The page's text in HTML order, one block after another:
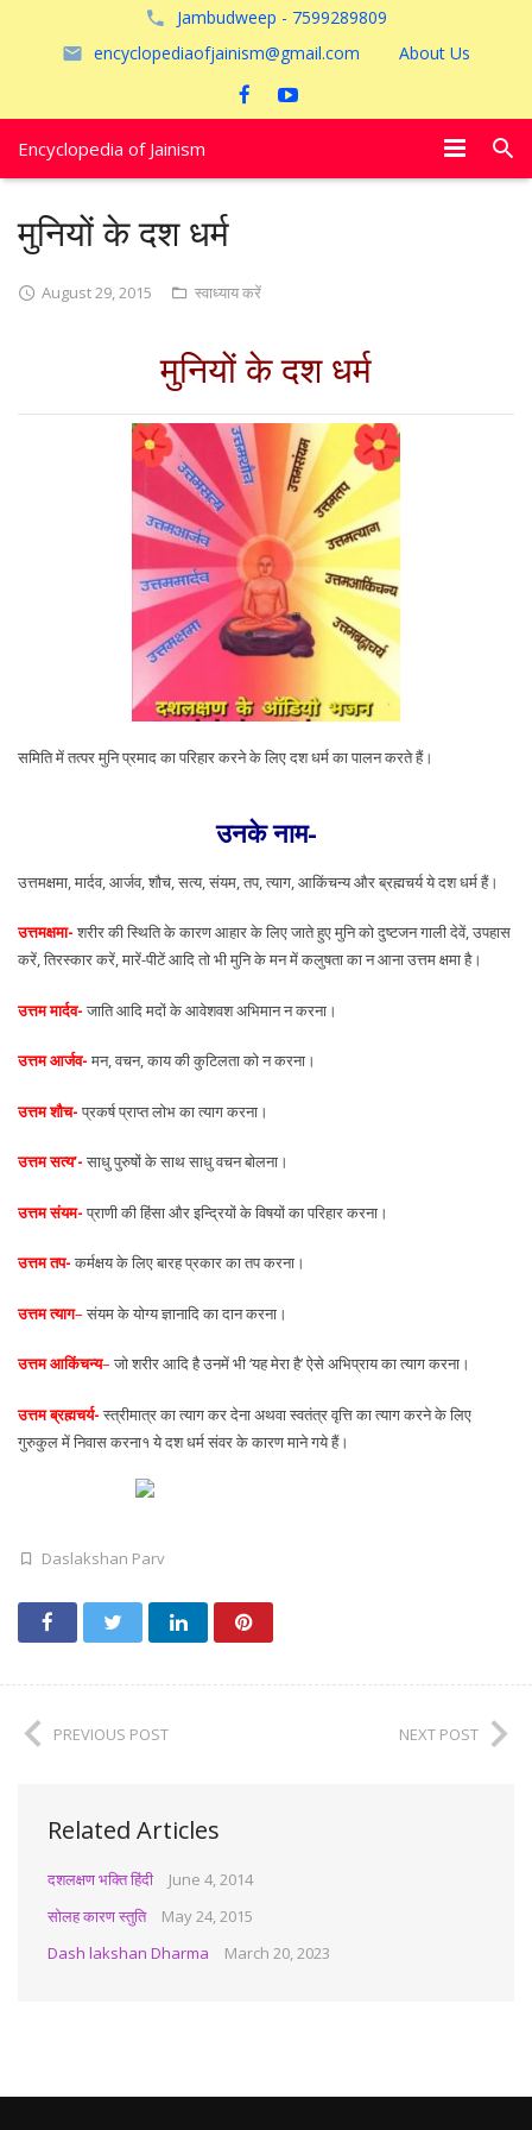
Jambudweep - 7599289809
encyclopediaofjainism@gmail.com
About Us
Encyclopedia of Jainism
पूजायें
मुनियों के दश धर्म
August 29, 2015 स्वाध्याय करें
मुनियों के दश धर्म
समिति में तत्पर मुनि प्रमाद का परिहार करने के लिए दश धर्म का पालन करते हैं।
उनके नाम-
उत्तमक्षमा, मार्दव, आर्जव, शौच, सत्य, संयम, तप, त्याग, आकिंचन्य और ब्रह्मचर्य ये दश धर्म हैं।
उत्तमक्षमा- शरीर की स्थिति के कारण आहार के लिए जाते हुए मुनि को दुष्टजन गाली देवें, उपहास
करें, तिरस्कार करें, मारें-पीटें आदि तो भी मुनि के मन में कलुषता का न आना उत्तम क्षमा है।
उत्तम मार्दव- जाति आदि मदों के आवेशवश अभिमान न करना।
उत्तम आर्जव- मन, वचन, काय की कुटिलता को न करना।
उत्तम शौच- प्रकर्ष प्राप्त लोभ का त्याग करना।
उत्तम सत्य’- साधु पुरुषों के साथ साधु वचन बोलना।
उत्तम संयम- प्राणी की हिंसा और इन्द्रियों के विषयों का परिहार करना।
उत्तम तप- कर्मक्षय के लिए बारह प्रकार का तप करना।
उत्तम त्याग– संयम के योग्य ज्ञानादि का दान करना।
उत्तम आकिंचन्य– जो शरीर आदि है उनमें भी ‘यह मेरा है’ ऐसे अभिप्राय का त्याग करना।
उत्तम ब्रह्मचर्य- स्त्रीमात्र का त्याग कर देना अथवा स्वतंत्र वृत्ति का त्याग करने के लिए
गुरुकुल में निवास करना१ ये दश धर्म संवर के कारण माने गये हैं।
Daslakshan Parv
PREVIOUS POST NEXT POST
Related Articles
दशलक्षण भक्ति हिंदी
June 4, 2014
सोलह कारण स्तुति
May 24, 2015
Dash lakshan Dharma
March 20, 2023